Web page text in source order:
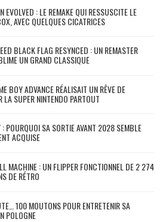
EVOLVED : LE REMAKE QUI RESSUSCITE LE
AVEC QUELQUES CICATRICES
BLACK FLAG RESYNCED : UN REMASTER
UN GRAND CLASSIQUE
BOY ADVANCE RÉALISAIT UN RÊVE DE
LA SUPER NINTENDO PARTOUT
: POURQUOI SA SORTIE AVANT 2028 SEMBLE
ACQUISE
MACHINE : UN FLIPPER FONCTIONNEL DE 2 274
DE RÉTRO
100 MOUTONS POUR ENTRETENIR SA
POLOGNE